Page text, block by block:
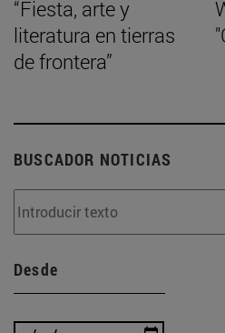
“Fiesta, arte y
literatura en tierras
de frontera”
BUSCADOR NOTICIAS
Desde